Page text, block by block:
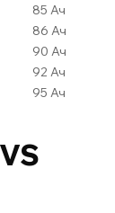
85 Ач
86 Ач
90 Ач
92 Ач
95 Ач